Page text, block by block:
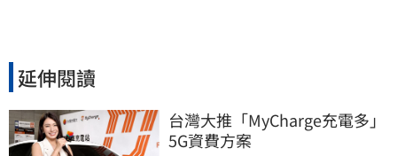
延伸閱讀
台灣大推「MyCharge充電多」
5G資費方案